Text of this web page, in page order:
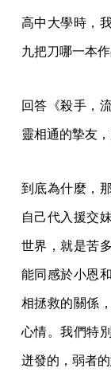
高中大學時，
九把刀哪一本作
回答《殺手，
靈相通的摯友，
到底為什麼，
自己代入援交
世界，就是苦
能同感於小恩
相拯救的關係
心情。我們特
迸發的，弱者的